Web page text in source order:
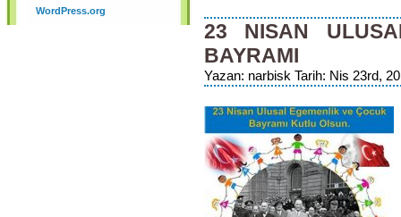
Duyurusu
için
23 NISAN
BAYRAMI
Yazan: narbisk Tarih: Nis 23rd,
WordPress.org